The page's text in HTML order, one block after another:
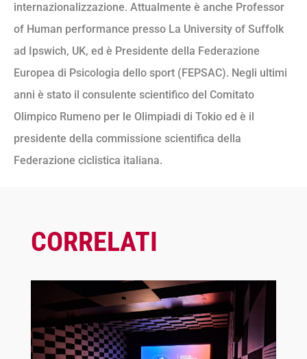
internazionalizzazione. Attualmente è anche Professor
of Human performance presso La University of Suffolk
ad Ipswich, UK, ed è Presidente della Federazione
Europea di Psicologia dello sport (FEPSAC). Negli ultimi
anni è stato il consulente scientifico del Comitato
Olimpico Rumeno per le Olimpiadi di Tokio ed è il
presidente della commissione scientifica della
Federazione ciclistica italiana.
CORRELATI